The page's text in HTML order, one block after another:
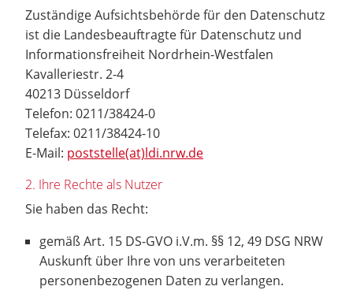
Zuständige Aufsichtsbehörde für den Datenschutz
ist die Landesbeauftragte für Datenschutz und
Informationsfreiheit Nordrhein-Westfalen
Kavalleriestr. 2-4
40213 Düsseldorf
Telefon: 0211/38424-0
Telefax: 0211/38424-10
E-Mail: poststelle(at)ldi.nrw.de
2. Ihre Rechte als Nutzer
Sie haben das Recht:
gemäß Art. 15 DS-GVO i.V.m. §§ 12, 49 DSG NRW
Auskunft über Ihre von uns verarbeiteten
personenbezogenen Daten zu verlangen.